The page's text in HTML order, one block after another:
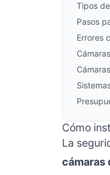
Tipos
Pasos
Errores
Cómo
La
cámaras